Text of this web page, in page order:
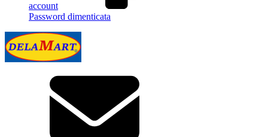
account
Password dimenticata